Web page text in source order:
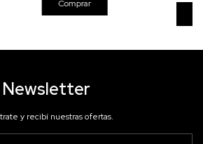
Newsletter
y recibí nuestras ofertas.